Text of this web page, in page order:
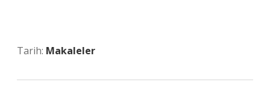
Tarih: Makaleler